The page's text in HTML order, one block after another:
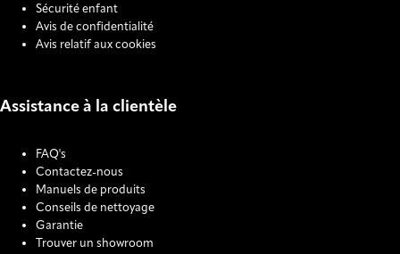
Sécurité enfant
Avis de confidentialité
Avis relatif aux cookies
Assistance à la clientèle
FAQ's
Contactez-nous
Manuels de produits
Conseils de nettoyage
Garantie
Trouver un showroom